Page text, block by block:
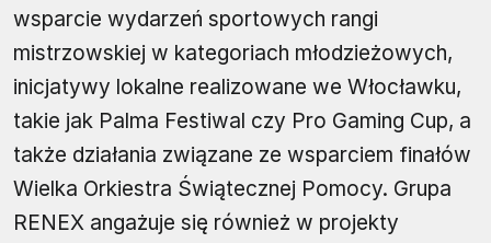
wsparcie wydarzeń sportowych rangi
mistrzowskiej w kategoriach młodzieżowych,
inicjatywy lokalne realizowane we Włocławku,
takie jak Palma Festiwal czy Pro Gaming Cup, a
także działania związane ze wsparciem finałów
Wielka Orkiestra Świątecznej Pomocy. Grupa
RENEX angażuje się również w projekty